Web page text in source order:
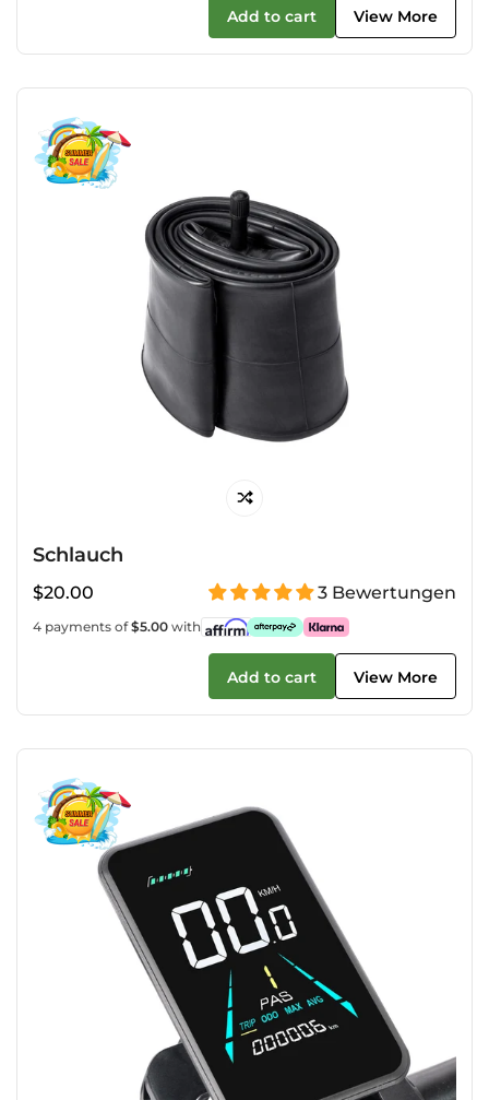
Add to cart View More
Schlauch
Regulärer
Preis
$20.00 3 Bewertungen
4 payments of$5.00 with
Add to cart View More